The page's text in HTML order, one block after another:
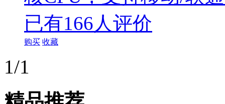
已有166人评价
购买 收藏
1/1